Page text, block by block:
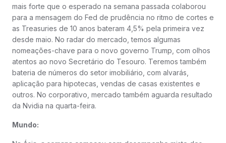
mais forte que o esperado na semana passada colaborou
para a mensagem do Fed de prudência no ritmo de cortes e
as Treasuries de 10 anos bateram 4,5% pela primeira vez
desde maio. No radar do mercado, temos algumas
nomeações-chave para o novo governo Trump, com olhos
atentos ao novo Secretário do Tesouro. Teremos também
bateria de números do setor imobiliário, com alvarás,
aplicação para hipotecas, vendas de casas existentes e
outros. No corporativo, mercado também aguarda resultado
da Nvidia na quarta-feira.
Mundo: